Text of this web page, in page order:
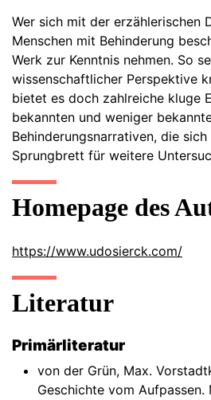
Wer sich mit der erzählerischen
Menschen mit Behinderung
Werk zur Kenntnis nehmen. So
wissenschaftlicher Perspektive
bietet es doch zahlreiche kluge
bekannten und weniger
Behinderungsnarrativen, die
Sprungbrett für weitere
Homepage des
https://www.udosierck.com/
Literatur
Primärliteratur
von der Grün, Max.
Geschichte vom Aufpassen.